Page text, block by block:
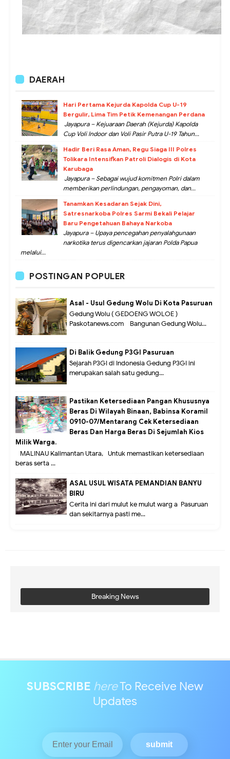
DAERAH
Hari Pertama Kejurda Kapolda Cup U-19
Bergulir, Lima Tim Petik Kemenangan Perdana
Jayapura – Kejuaraan Daerah (Kejurda) Kapolda
Cup Voli Indoor dan Voli Pasir Putra U-19 Tahun...
Hadir Beri Rasa Aman, Regu Siaga III Polres
Tolikara Intensifkan Patroli Dialogis di Kota
Karubaga
Jayapura – Sebagai wujud komitmen Polri dalam
memberikan perlindungan, pengayoman, dan...
Tanamkan Kesadaran Sejak Dini,
Satresnarkoba Polres Sarmi Bekali Pelajar
Baru Pengetahuan Bahaya Narkoba
Jayapura – Upaya pencegahan penyalahgunaan
narkotika terus digencarkan jajaran Polda Papua
melalui...
POSTINGAN POPULER
Asal - Usul Gedung Wolu Di Kota Pasuruan
Gedung Wolu ( GEDOENG WOLOE )
Paskotanews.com - Bangunan Gedung Wolu...
Di Balik Gedung P3GI Pasuruan
Sejarah P3GI di Indonesia Gedung P3GI ini
merupakan salah satu gedung...
Pastikan Ketersediaan Pangan Khususnya
Beras Di Wilayah Binaan, Babinsa Koramil
0910-07/Mentarang Cek Ketersediaan
Beras Dan Harga Beras Di Sejumlah Kios
Milik Warga.
MALINAU Kalimantan Utara,- Untuk memastikan ketersediaan
beras serta ...
ASAL USUL WISATA PEMANDIAN BANYU
BIRU
Cerita ini dari mulut ke mulut warg a Pasuruan
dan sekitarnya pasti me...
Breaking News
SUBSCRIBE hereTo Receive New
Updates